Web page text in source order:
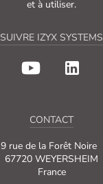
et à utiliser.
SUIVRE IZYX SYSTEMS
CONTACT
9 rue de la Forêt Noire
67720 WEYERSHEIM
France